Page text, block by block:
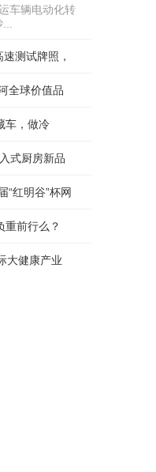
车辆电动化转
测试牌照，
全球价值品
车，做冷
式厨房新品
“红明谷”杯网
重前行么？
大健康产业